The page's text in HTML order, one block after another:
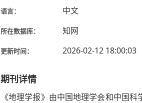
语言： 中文
所在数据库： 知网
更新时间： 2026-02-12 18:00:03
期刊详情
《地理学报》由中国地理学会和中国